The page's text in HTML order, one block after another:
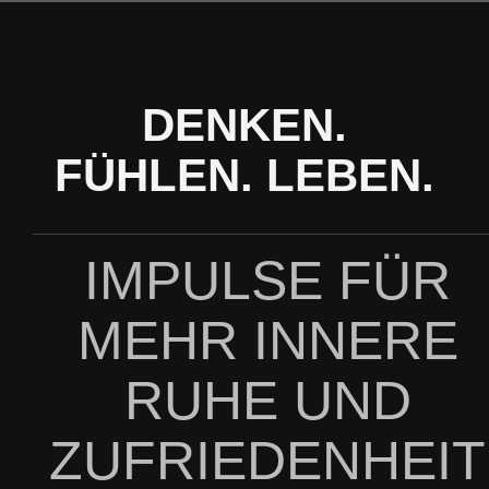
DENKEN.
FÜHLEN. LEBEN.
IMPULSE FÜR
MEHR INNERE
RUHE UND
ZUFRIEDENHEIT